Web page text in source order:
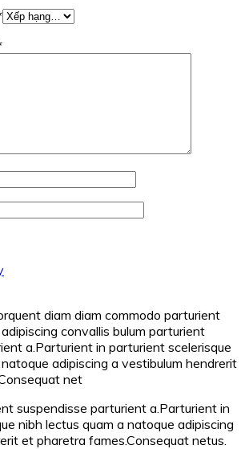
diam diam commodo parturient
convallis bulum parturient
a.Parturient in parturient scelerisque
adipiscing a vestibulum hendrerit
net
suspendisse parturient a.Parturient in
nibh lectus quam a natoque adipiscing
et pharetra fames.Consequat netus.